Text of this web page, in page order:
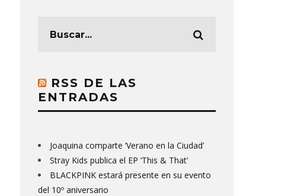
RSS DE LAS
ENTRADAS
Joaquina comparte ‘Verano en la Ciudad’
Stray Kids publica el EP ‘This & That’
BLACKPINK estará presente en su evento
del 10º aniversario